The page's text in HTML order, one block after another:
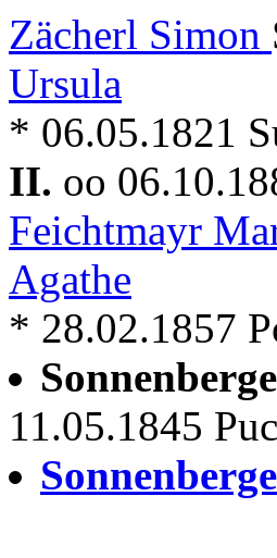
Zächerl Simon
Ursula
* 06.05.1821
II. oo
Feichtmayr
Agathe
* 28.02.1857
11.05.1845